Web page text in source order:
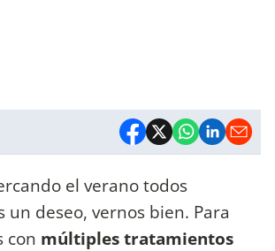
el verano todos
un deseo, vernos bien. Para
con múltiples tratamientos